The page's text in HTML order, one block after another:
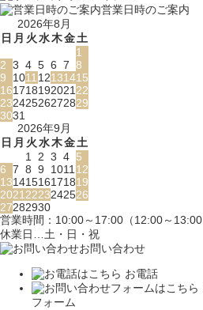
営業日時のご案内
2026年8月
日 月 火水木金土
1
2 3 4 5 6 7 8
9
101112131415
16171819202122
23242526272829
3031
2026年9月
日 月 火水木金土
1 2 3 4 5
6 7 8 9 101112
13141516171819
20212223242526
27282930
営業時間：10:00～17:00（12:00～13:00
休業日…土・日・祝
お問い合わせ
お電話
フォーム